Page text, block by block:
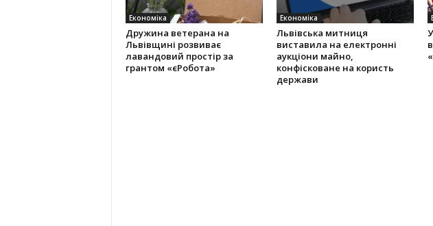
Економіка
Дружина ветерана на
Львівщині розвиває
лавандовий простір за
грантом «єРобота»
Економіка
Львівська митниця
виставила на електронні
аукціони майно,
конфісковане на користь
держави